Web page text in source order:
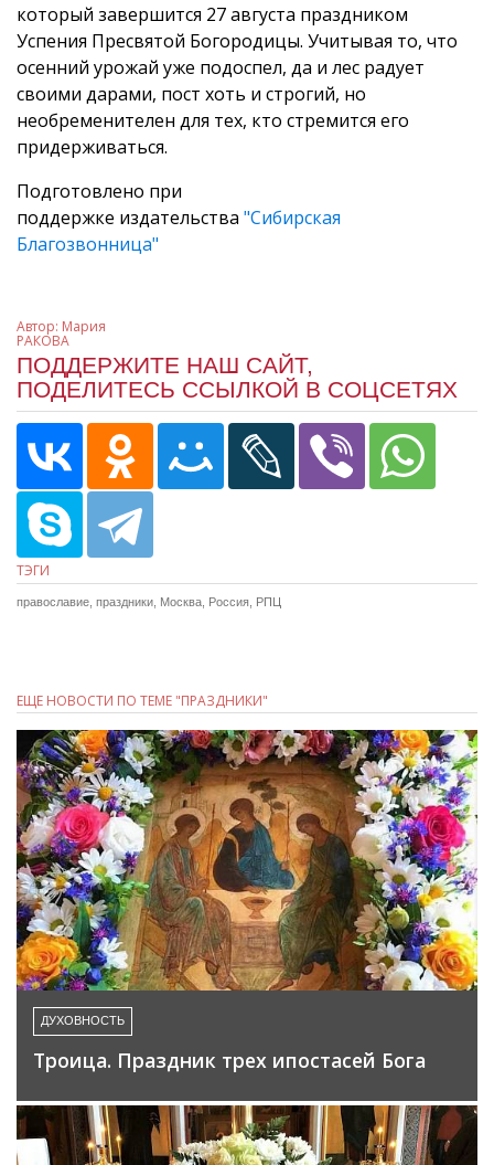
который завершится 27 августа праздником
Успения Пресвятой Богородицы. Учитывая то, что
осенний урожай уже подоспел, да и лес радует
своими дарами, пост хоть и строгий, но
необременителен для тех, кто стремится его
придерживаться.
Подготовлено при
поддержке издательства "Сибирская
Благозвонница"
Автор: Мария
РАКОВА
ПОДДЕРЖИТЕ НАШ САЙТ,
ПОДЕЛИТЕСЬ ССЫЛКОЙ В СОЦСЕТЯХ
ТЭГИ
православие праздники Москва Россия РПЦ
ЕЩЕ НОВОСТИ ПО ТЕМЕ "ПРАЗДНИКИ"
ДУХОВНОСТЬ
Троица. Праздник трех ипостасей Бога